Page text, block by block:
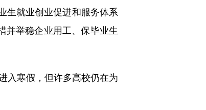
就业创业促进和服务体系
举稳企业用工、保毕业生
入寒假，但许多高校仍在为